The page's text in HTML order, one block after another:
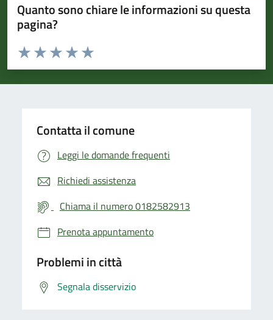
Quanto sono chiare le informazioni su questa
pagina?
Valuta da 1 a 5 stelle la pagina
Valuta 5 stelle su 5
Valuta 4 stelle su 5
Valuta 3 stelle su 5
Valuta 2 stelle su 5
Valuta 1 stelle su 5
Contatta il comune
Leggi le domande frequenti
Richiedi assistenza
Chiama il numero 0182582913
Prenota appuntamento
Problemi in città
Segnala disservizio